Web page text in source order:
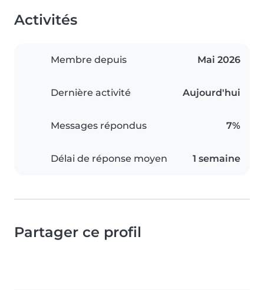
Activités
Membre depuis Mai 2026
Dernière activité Aujourd'hui
Messages répondus 7%
Délai de réponse moyen 1 semaine
Partager ce profil